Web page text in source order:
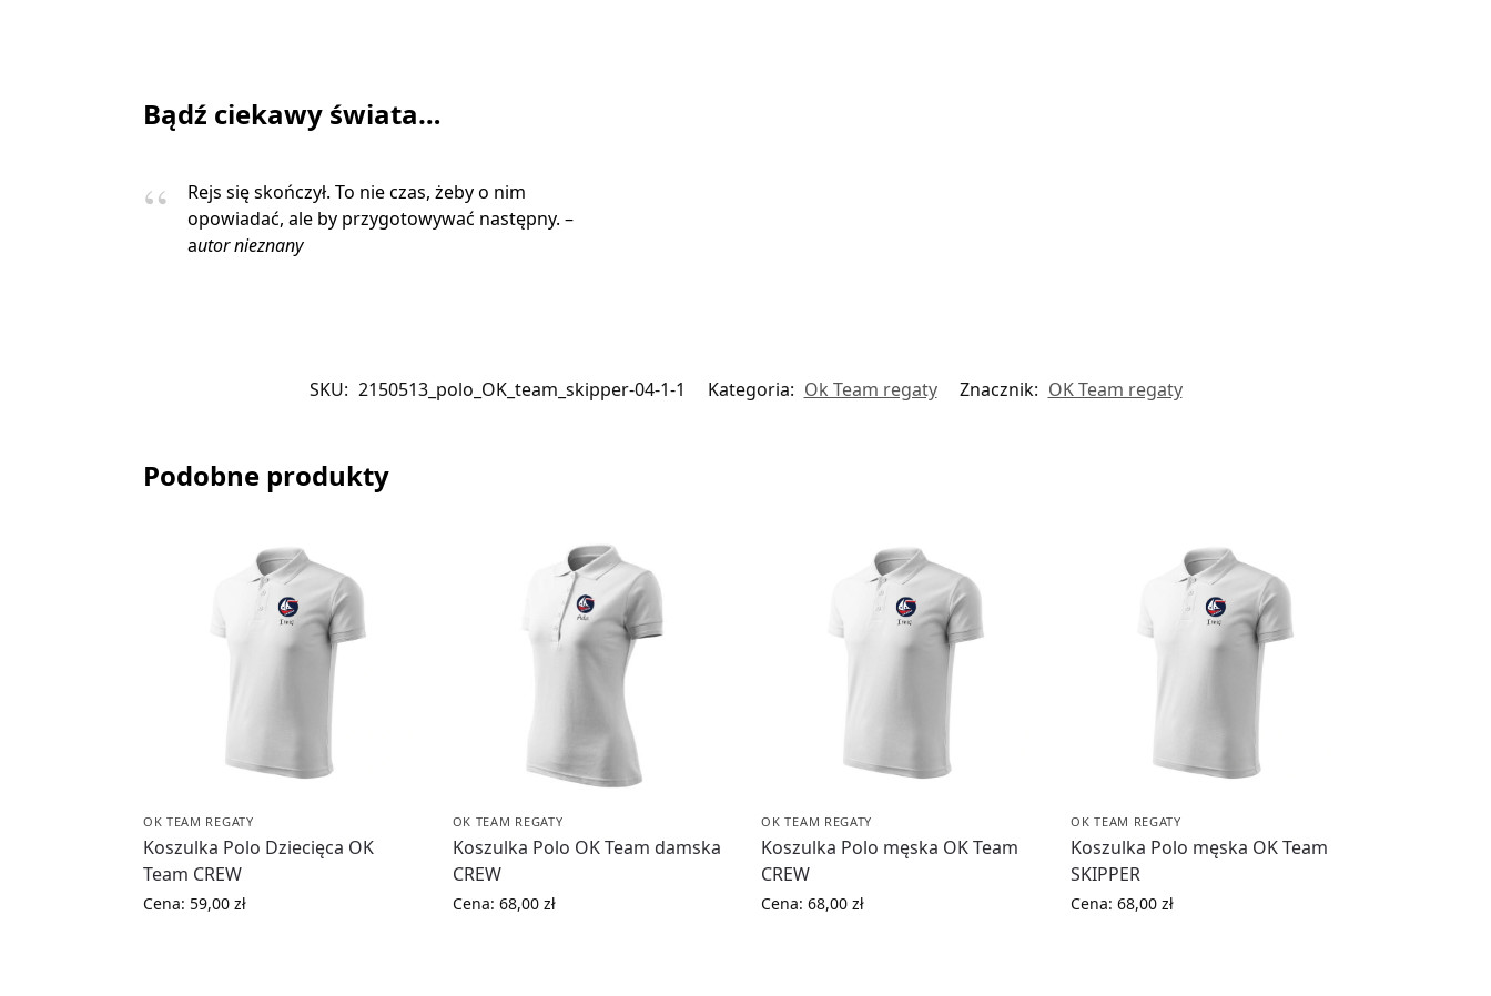
Bądź ciekawy świata…
Rejs się skończył. To nie czas, żeby o nim
opowiadać, ale by przygotowywać następny. –
autor nieznany
SKU: 2150513_polo_OK_team_skipper-04-1-1 Kategoria: Ok Team regaty Znacznik: OK Team regaty
Podobne produkty
OK TEAM REGATY
Koszulka Polo Dziecięca OK
Team CREW
Cena: 59,00 zł
OK TEAM REGATY
Koszulka Polo OK Team damska
CREW
Cena: 68,00 zł
OK TEAM REGATY
Koszulka Polo męska OK Team
CREW
Cena:68,00zł
OK TEAM REGATY
Koszulka Polo męska OK Team
SKIPPER
Cena:68,00zł